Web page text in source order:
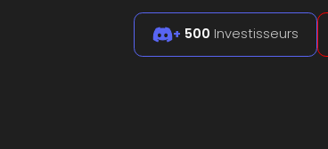
+ 500 Investisseurs